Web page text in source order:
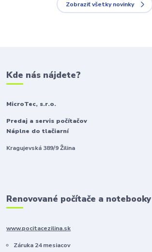
Zobraziť všetky novinky
Kde nás nájdete?
MicroTec, s.r.o.
Predaj a servis počítačov
Náplne do tlačiarní
Kragujevská 389/9 Žilina
Renovované počítače a notebooky
www.pocitacezilina.sk
Záruka 24 mesiacov